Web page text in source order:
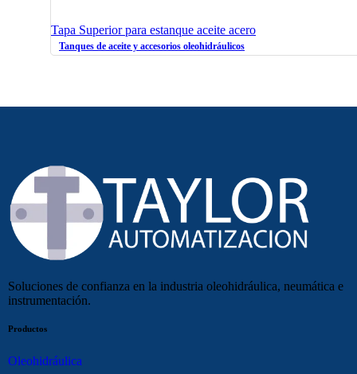
Tapa Superior para estanque aceite acero
Tanques de aceite y accesorios oleohidráulicos
Soluciones de confianza en la industria oleohidráulica, neumática e
instrumentación.
Productos
Oleohidráulica